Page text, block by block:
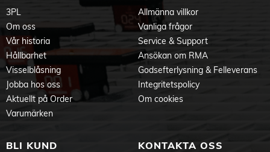
3PL
Om oss
Vår historia
Hållbarhet
Visselblåsning
Jobba hos oss
Aktuellt på Order
Varumärken
Allmänna villkor
Vanliga frågor
Service & Support
Ansökan om RMA
Godsefterlysning & Felleverans
Integritetspolicy
Om cookies
BLI KUND KONTAKTA OSS